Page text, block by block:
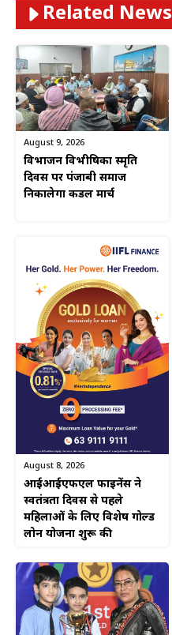
Related News
August 9, 2026
विभाजन विभीषिका स्मृति
दिवस पर पंजाबी समाज
निकालेगा कैंडल मार्च
August 8, 2026
आईआईएफएल फाइनेंस ने
स्वतंत्रता दिवस से पहले
महिलाओं के लिए विशेष गोल्ड
लोन योजना शुरू की